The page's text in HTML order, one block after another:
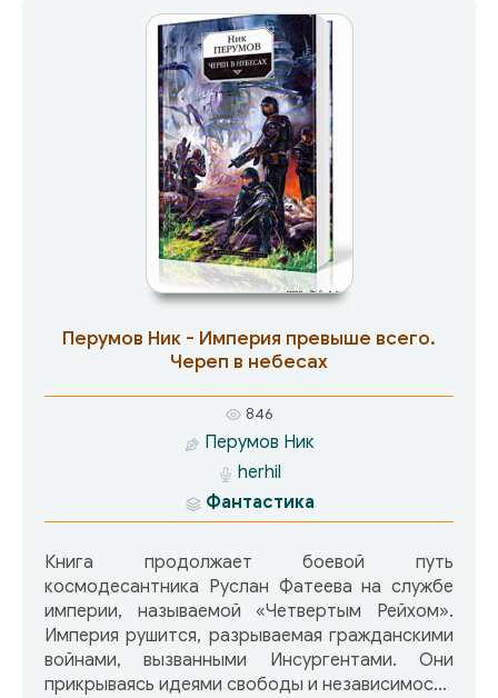
бременем давит на него. В многочисленных
колониях Земли она считается клеймом
Перумов Ник - Империя превыше всего.
Череп в небесах
846
Перумов Ник
herhil
Фантастика
Книга продолжает боевой путь
космодесантника Руслан Фатеева на службе
империи, называемой «Четвертым Рейхом».
Империя рушится, разрываемая гражданскими
войнами, вызванными Инсургентами. Они
прикрываясь идеями свободы и независимости